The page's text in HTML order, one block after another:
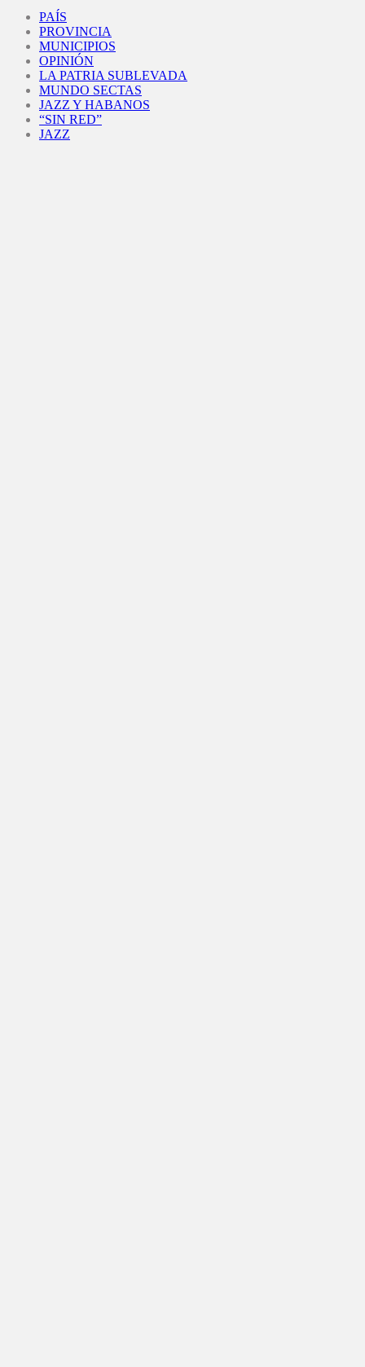
PAÍS
PROVINCIA
MUNICIPIOS
OPINIÓN
LA PATRIA SUBLEVADA
MUNDO SECTAS
JAZZ Y HABANOS
“SIN RED”
JAZZ